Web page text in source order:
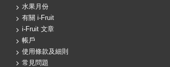
水果月份
有關 i-Fruit
i-Fruit 文章
帳戶
使用條款及細則
常見問題